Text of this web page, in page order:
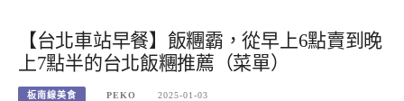
【台北車站早餐】飯糰霸，從早上6點賣到晚
上7點半的台北飯糰推薦（菜單）
板南線美食 PEKO 2025-01-03